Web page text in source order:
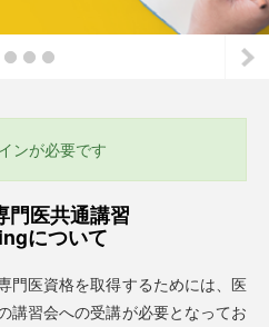
ンが必要です
門医共通講習
について
門医資格を取得するためには、医
講習会への受講が必要となってお